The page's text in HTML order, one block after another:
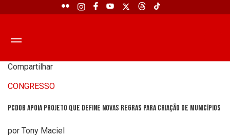
Compartilhar
CONGRESSO
PCdoB apoia projeto que define novas regras para criação de municípios
por Tony Maciel